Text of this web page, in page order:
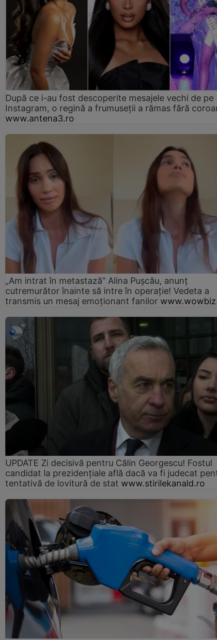
După ce i-au fost descoperite mesajele vechi de pe
Instagram, o regină a frumuseții a rămas fără
www.antena3.ro
„Am intrat în metastază” Alina Pușcău, anunț
cutremurător înainte să intre în operație! Vedeta a
transmis un mesaj emoționant fanilor
UPDATE Zi decisivă pentru Călin Georgescu! Fostul
candidat la prezidențiale află dacă va fi judecat
tentativă de lovitură de stat www.stirilekanald.ro